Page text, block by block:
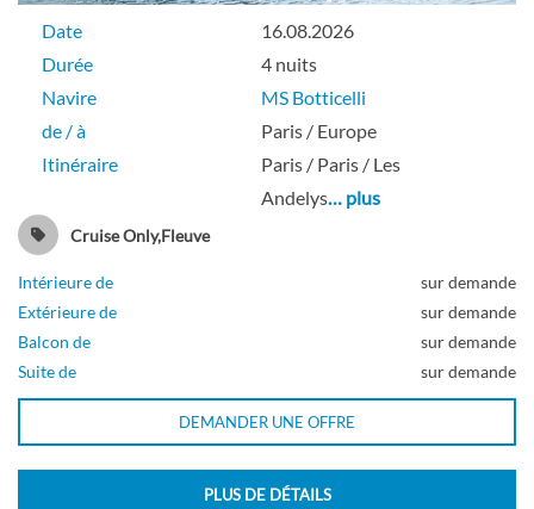
CABINE DE CATEGORIE B AVEC 2 LITS
SEPARABLES SUR LE PONT PRINCIPAL-
[B_SU2_PP]
CABINE DE CATEGORIE C AVEC 1 GRAND
LIT SUR LE PONT PRINCIPAL-[C_DBL_PP]
Extérieure
Date
16.08.2026
Durée
4 nuits
Navire
MS Botticelli
de / à
Paris / Europe
Itinéraire
Paris / Paris / Les
Andelys… plus
Cruise Only,Fleuve
Intérieure de
sur demande
Extérieure de
sur demande
Balcon de
sur demande
Suite de
sur demande
DEMANDER UNE OFFRE
PLUS DE DÉTAILS